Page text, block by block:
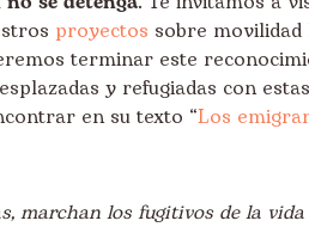
proyectos sobre
terminar este
y refugiadas con
en su texto “Los
marchan los fugitivos de la